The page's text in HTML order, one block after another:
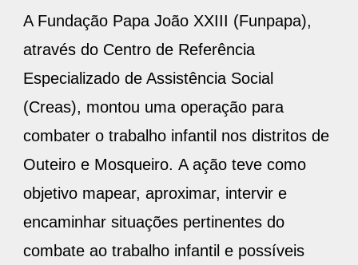
A Fundação Papa João XXIII (Funpapa),
através do Centro de Referência
Especializado de Assistência Social
(Creas), montou uma operação para
combater o trabalho infantil nos distritos de
Outeiro e Mosqueiro. A ação teve como
objetivo mapear, aproximar, intervir e
encaminhar situações pertinentes do
combate ao trabalho infantil e possíveis